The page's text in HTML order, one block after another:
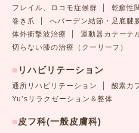
フレイル、ロコモ症候群
乾癬性
巻き爪
へバーデン結節・足底腱
体外衝撃波治療
運動器カテーテ
切らない膝の治療（クーリーフ）
■ リハビリテーション
通所リハビリテーション
酸素カ
Yu’sリラクゼーション＆整体
■ 皮フ科(一般皮膚科)